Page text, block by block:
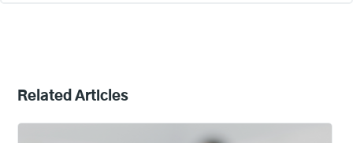
Related Articles